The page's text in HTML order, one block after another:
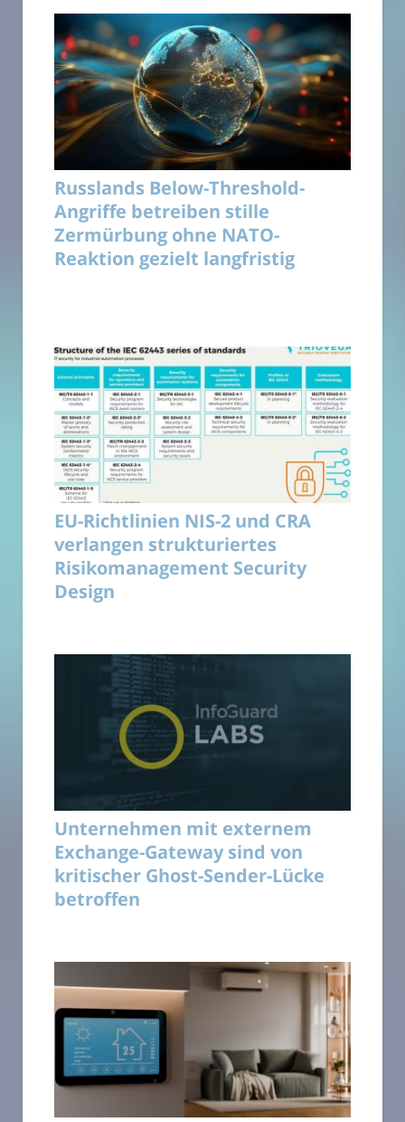
Russlands Below-Threshold-
Angriffe betreiben stille
Zermürbung ohne NATO-
Reaktion gezielt langfristig
EU-Richtlinien NIS-2 und CRA
verlangen strukturiertes
Risikomanagement Security
Design
Unternehmen mit externem
Exchange-Gateway sind von
kritischer Ghost-Sender-Lücke
betroffen